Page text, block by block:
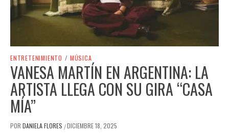
ENTRETENIMIENTO / MÚSICA
VANESA MARTÍN EN ARGENTINA: LA
ARTISTA LLEGA CON SU GIRA “CASA
MÍA”
POR DANIELA FLORES /DICIEMBRE 18, 2025